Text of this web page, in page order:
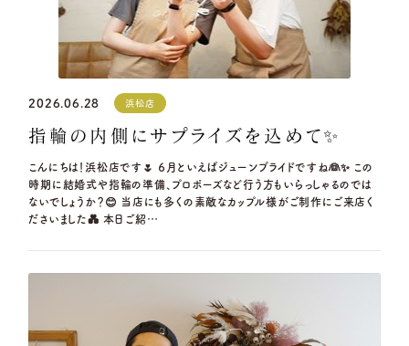
2026.06.28 浜松店
指輪の内側にサプライズを込めて✨
こんにちは！浜松店です🌷 ６月といえばジューンブライドですね👰✨ この
時期に結婚式や指輪の準備、プロポーズなど行う方もいらっしゃるのでは
ないでしょうか？😊 当店にも多くの素敵なカップル様がご制作にご来店く
ださいました💑 本日ご紹…